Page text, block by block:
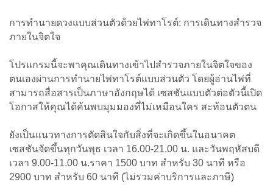
การทำนายดวงแบบส่วนตัวด้วยไพ่ทาโรต์: การเดินทางสำรวจ
ภายในจิตใจ
โปรแกรมนี้จะพาคุณเดินทางเข้าไปสำรวจภายในจิตใจของ
ตนเองผ่านการทำนายไพ่ทาโรต์แบบส่วนตัว โดยผู้อ่านไพ่ที่
สามารถสื่อสารเป็นภาษาอังกฤษได้ เซสชันแบบตัวต่อตัวนี้เปิด
โอกาสให้คุณได้ค้นพบมุมมองที่ไม่เหมือนใคร สะท้อนตัวตน
ยังเป็นแนวทางการตัดสินใจกับสิ่งที่จะเกิดขึ้นในอนาคต
เซสชันจัดขึ้นทุกวันพุธ เวลา 16.00-21.00 น. และวันพฤหัสบดี
เวลา 9.00-11.00 น.ราคา 1500 บาท สำหรับ 30 นาที หรือ
2900 บาท สำหรับ 60 นาที (ไม่รวมค่าบริการและภาษี)